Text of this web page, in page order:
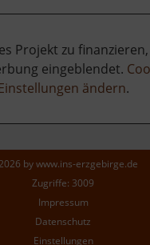
Projekt zu
eingeblendet.
ändern.
bywww.ins-erzgebirge.de
Zugriffe: 3009
Impressum
Datenschutz
Einstellungen